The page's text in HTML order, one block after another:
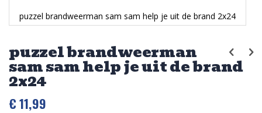
puzzel brandweerman
sam sam help je uit de brand
2x24
€ 11,99
puzzel brandweerman sam sam help je uit de brand 2x24
het
begin
van
de
gallerij